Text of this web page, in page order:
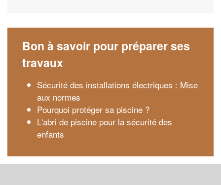
Bon à savoir pour préparer ses
travaux
Sécurité des installations électriques : Mise
aux normes
Pourquoi protéger sa piscine ?
L'abri de piscine pour la sécurité des
enfants